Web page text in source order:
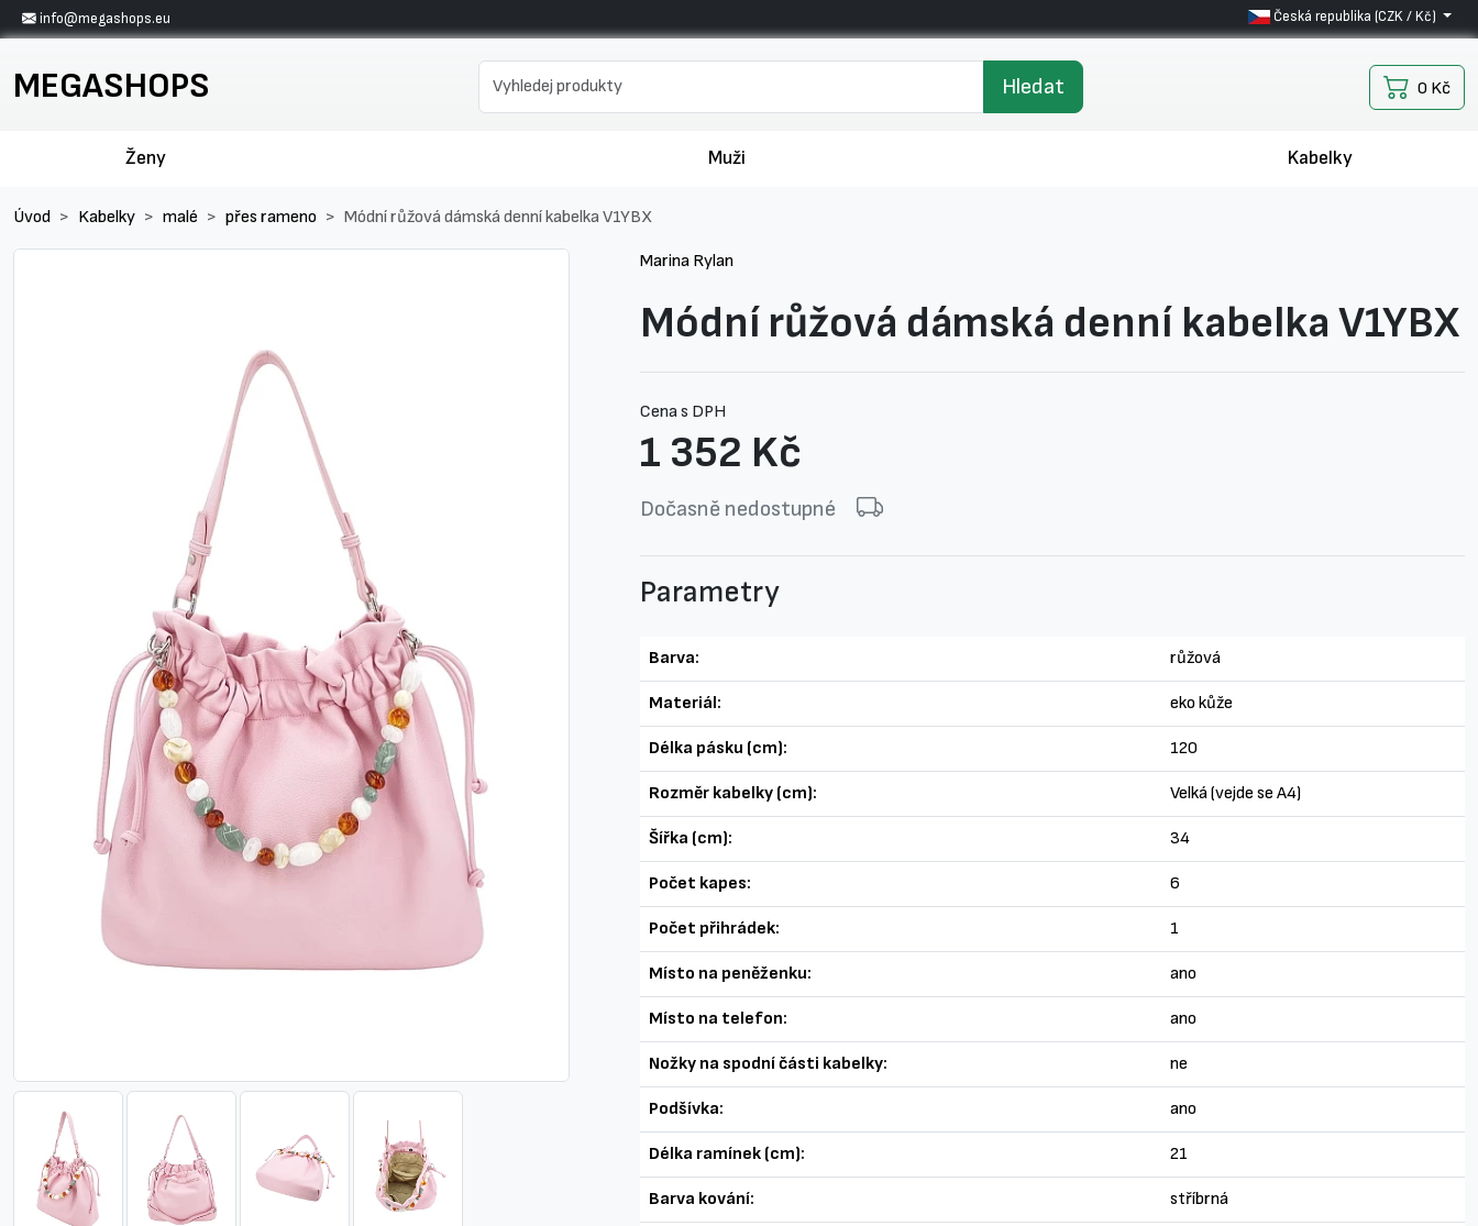
info@megashops.eu Česká republika (CZK / Kč)
MEGASHOPS Hledat 0 Kč
Ženy Muži Kabelky
Úvod Kabelky malé přes rameno Módní růžová dámská denní kabelka V1YBX
Marina Rylan
Módní růžová dámská denní kabelka V1YBX
Cena s DPH
1 352 Kč
Dočasně nedostupné
Parametry
Barva: růžová
Materiál: eko kůže
Délka pásku (cm): 120
Rozměr kabelky (cm): Velká (vejde se A4)
Šířka (cm): 34
Počet kapes: 6
Počet přihrádek: 1
Místo na peněženku: ano
Místo na telefon: ano
Nožky na spodní části kabelky: ne
Podšívka: ano
Délka ramínek (cm): 21
Barva kování: stříbrná